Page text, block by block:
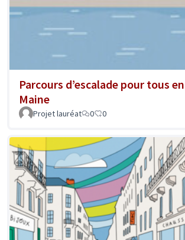
Parcours d’escalade pour tous
Maine
Projet lauréat 0 0